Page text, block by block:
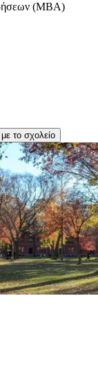
(MBA)
το σχολείο